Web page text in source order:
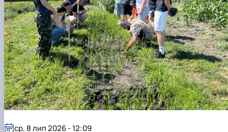
Підручники, навчальні посібники та
рекомендації для ОС "Бакалавр"
Наукові публікації студентів
Меморандуми, договори про співпрацю
ср, 8 лип 2026 - 12:09